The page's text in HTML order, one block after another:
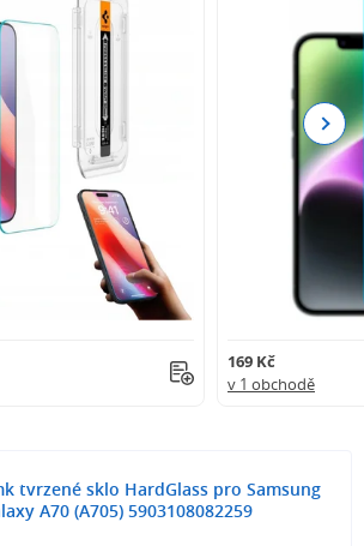
169 Kč
v 1 obchodě
Next
tvrzené sklo HardGlass pro Samsung
A70 (A705) 5903108082259